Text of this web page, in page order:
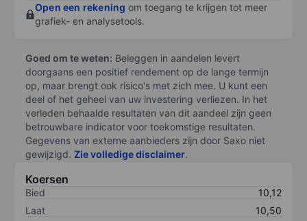
Open een rekening om toegang te krijgen tot meer
grafiek- en analysetools.
Goed om te weten: Beleggen in aandelen levert
doorgaans een positief rendement op de lange termijn
op, maar brengt ook risico's met zich mee. U kunt een
deel of het geheel van uw investering verliezen. In het
verleden behaalde resultaten van dit aandeel zijn geen
betrouwbare indicator voor toekomstige resultaten.
Gegevens van externe aanbieders zijn door Saxo niet
gewijzigd. Zie volledige disclaimer.
Koersen
Bied
10,12
Laat
10,50